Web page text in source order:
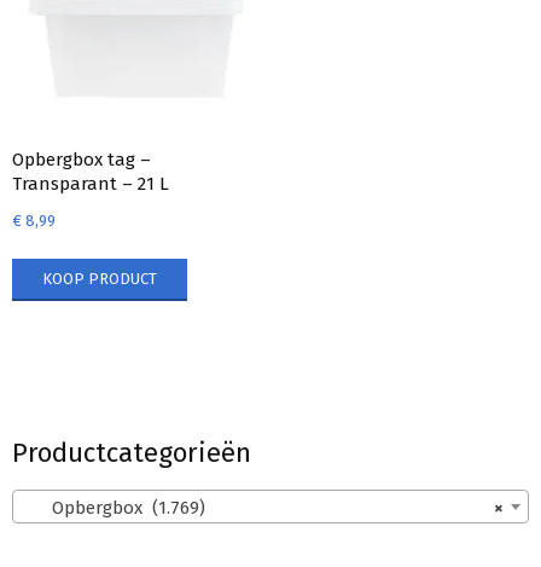
Opbergbox tag –
Transparant – 21 L
€ 8,99
KOOP PRODUCT
Productcategorieën
×
Opbergbox (1.769)